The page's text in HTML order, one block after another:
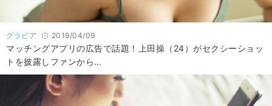
グラビア 2019/04/09
マッチングアプリの広告で話題！上田操（24）がセクシーショッ
トを披露しファンから…